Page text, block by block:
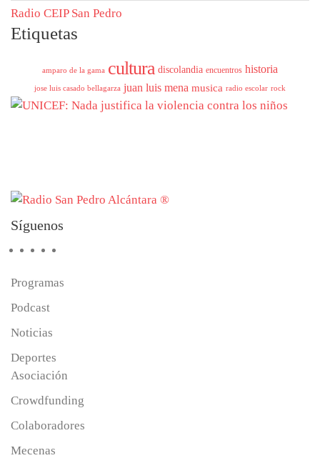
Radio CEIP San Pedro
Etiquetas
amparo de la gama cultura discolandia encuentros historia
jose luis casado bellagarza juan luis mena musica radio escolar rock
Síguenos
Programas
Podcast
Noticias
Deportes
Asociación
Crowdfunding
Colaboradores
Mecenas